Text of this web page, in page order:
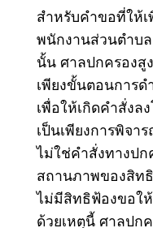
สำหรับคำขอที่ให้
พนักงานส่วนตำบ
นั้น ศาลปกครองสู
เพียงขั้นตอนการด
เพื่อให้เกิดคำสั่งล
เป็นเพียงการพิจา
ไม่ใช่คำสั่งทางปก
สถานภาพของสิท
ไม่มีสิทธิฟ้องขอใ
ด้วยเหตุนี้ ศาลปก